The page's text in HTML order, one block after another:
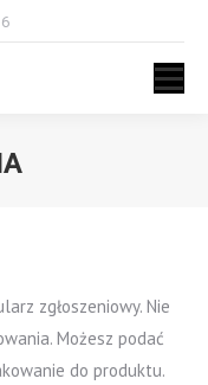
zgłoszeniowy. Nie
Możesz podać
do produktu.